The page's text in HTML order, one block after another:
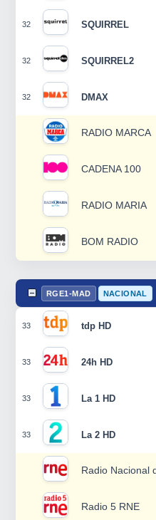
32 SQUIRREL
32 SQUIRREL2
32 DMAX
RADIO MARCA
CADENA 100
RADIO MARIA
BOM RADIO
RGE1-MAD NACIONAL
33 tdp HD
33 24h HD
33 La 1 HD
33 La 2 HD
Radio Nacional
Radio 5 RNE